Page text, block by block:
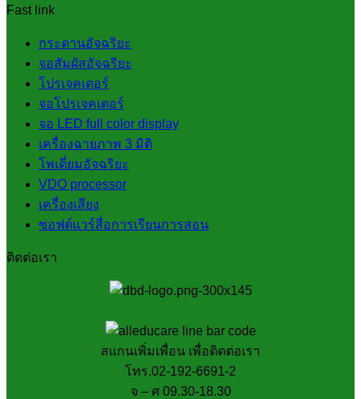
Fast link
กระดานอัจฉริยะ
จอสัมผัสอัจฉริยะ
โปรเจคเตอร์
จอโปรเจคเตอร์
จอ LED full color display
เครื่องฉายภาพ 3 มิติ
โพเดี่ยมอัจฉริยะ
VDO processor
เครื่องเสียง
ซอฟต์แวร์สื่อการเรียนการสอน
ติดต่อเรา
สแกนเพิ่มเพื่อน เพื่อติดต่อเรา
โทร.02-192-6691-2
จ – ศ 09.30-18.30